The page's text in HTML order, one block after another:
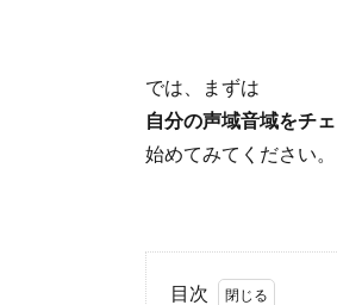
では、まずは
自分の声域音域をチ
始めてみてください。
目次